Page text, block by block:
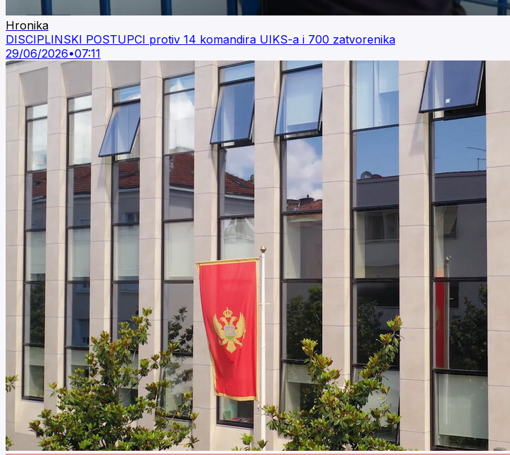
Hronika
DISCIPLINSKI POSTUPCI protiv 14 komandira UIKS-a i 700 zatvorenika
29/06/2026•07:11